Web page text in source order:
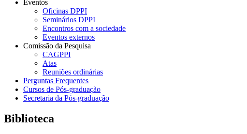
Eventos
Oficinas DPPI
Seminários DPPI
Encontros com a sociedade
Eventos externos
Comissão da Pesquisa
CAGPPI
Atas
Reuniões ordinárias
Perguntas Frequentes
Cursos de Pós-graduação
Secretaria da Pós-graduação
Biblioteca